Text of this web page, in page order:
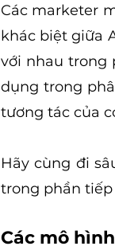
Các marketer
khác biệt giữa
với nhau trong
dụng trong
tương tác của
Hãy cùng đi
trong phần tiếp
Các mô